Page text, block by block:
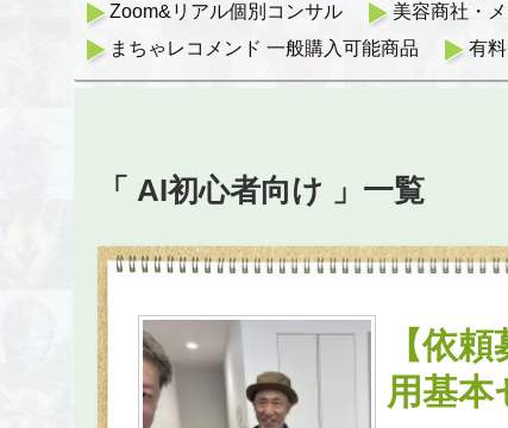
Zoom&リアル個別コンサル
美容商社・
まちゃレコメンド 一般購入可能商品
有
「 AI初心者向け 」一覧
【依
用基本